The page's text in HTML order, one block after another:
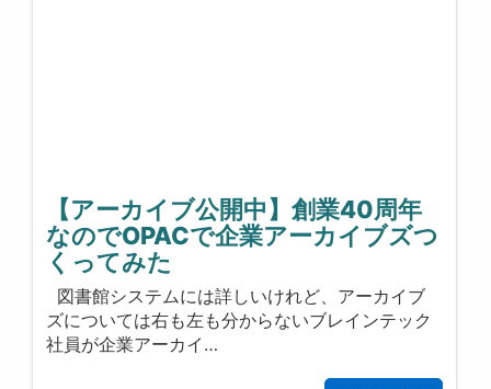
【アーカイブ公開中】創業40周年
なのでOPACで企業アーカイブズつ
くってみた
図書館システムには詳しいけれど、アーカイブ
ズについては右も左も分からないブレインテック
社員が企業アーカイ…